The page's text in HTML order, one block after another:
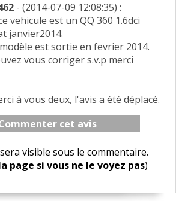
- (2014-07-09 12:08:35) :
vehicule est un QQ 360 1.6dci
janvier2014.
est sortie en fevrier 2014.
vous corriger s.v.p merci
à vous deux, l'avis a été déplacé.
cet avis
visible sous le commentaire.
page si vous ne le voyez pas)